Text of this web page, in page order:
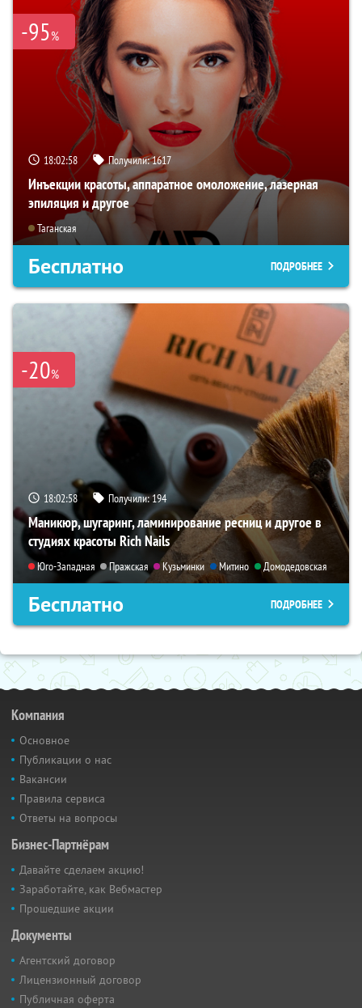
-95%
18:02:56 Получили:1617
Инъекции красоты, аппаратное омоложение, лазерная
эпиляция и другое
Таганская
Бесплатно ПОДРОБНЕЕ
-20%
18:02:56 Получили:194
Маникюр, шугаринг, ламинирование ресниц и другое в
студиях красоты Rich Nails
Юго-Западная Пражская Кузьминки Митино Домодедовская
Бесплатно ПОДРОБНЕЕ
Компания
Основное
Публикации о нас
Вакансии
Правила сервиса
Ответы на вопросы
Бизнес-Партнёрам
Давайте сделаем акцию!
Заработайте, как Вебмастер
Прошедшие акции
Документы
Агентский договор
Лицензионный договор
Публичная оферта